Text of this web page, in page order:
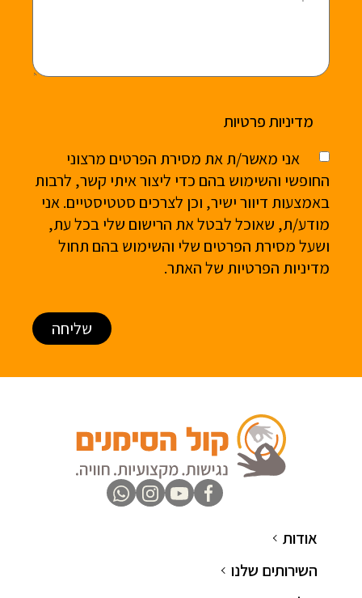
מדיניות פרטיות
אני מאשר/ת את מסירת הפרטים מרצוני
החופשי והשימוש בהם כדי ליצור איתי קשר, לרבות
באמצעות דיוור ישיר, וכן לצרכים סטטיסטיים. אני
מודע/ת, שאוכל לבטל את הרישום שלי בכל עת,
ושעל מסירת הפרטים שלי והשימוש בהם תחול
מדיניות הפרטיות של האתר.
שליחה
השירותים שלנו
אודות